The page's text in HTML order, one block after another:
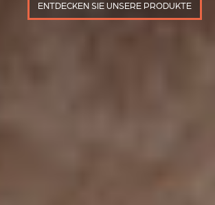
ENTDECKEN SIE UNSERE PRODUKTE